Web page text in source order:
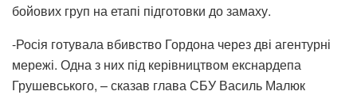
бойових груп на етапі підготовки до замаху.
-Росія готувала вбивство Гордона через дві агентурні
мережі. Одна з них під керівництвом екснардепа
Грушевського, – сказав глава СБУ Василь Малюк